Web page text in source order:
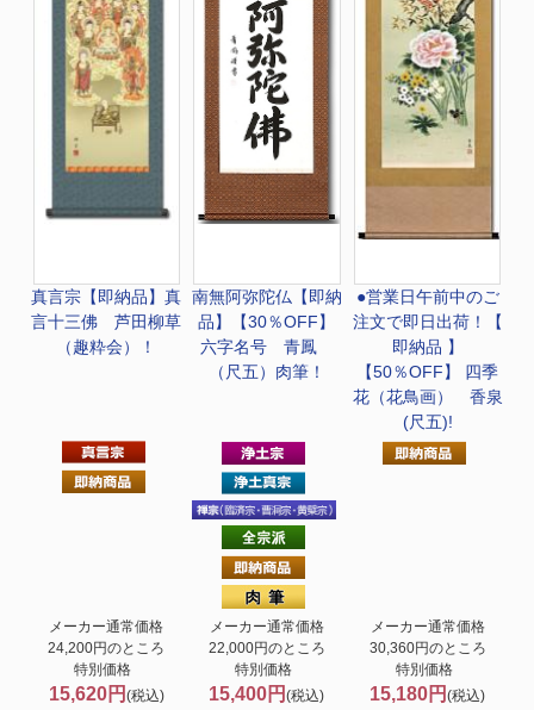
真言宗 【即納品】真
言十三佛 芦田柳草
（趣粋会）！
メーカー通常価格
24,200円のところ
特別価格
15,620円 (税込)
南無阿弥陀仏 【即納
品】【30％OFF】
六字名号 青鳳
（尺五）肉筆！
メーカー通常価格
22,000円のところ
特別価格
15,400円(税込)
●営業日午前中のご
注文で即日出荷！
【
即納品 】
【50％OFF】 四季
花（花鳥画） 香泉
(尺五)!
メーカー通常価格
30,360円のところ
特別価格
15,180円(税込)